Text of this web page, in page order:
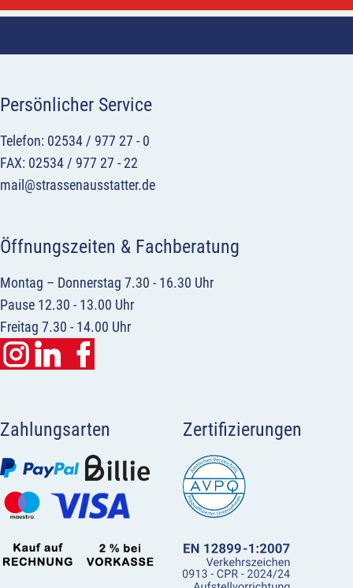
Persönlicher Service
Telefon: 02534 / 977 27 - 0
FAX: 02534 / 977 27 - 22
mail@strassenausstatter.de
Öffnungszeiten & Fachberatung
Montag – Donnerstag 7.30 - 16.30 Uhr
Pause 12.30 - 13.00 Uhr
Freitag 7.30 - 14.00 Uhr
Zahlungsarten Zertifizierungen